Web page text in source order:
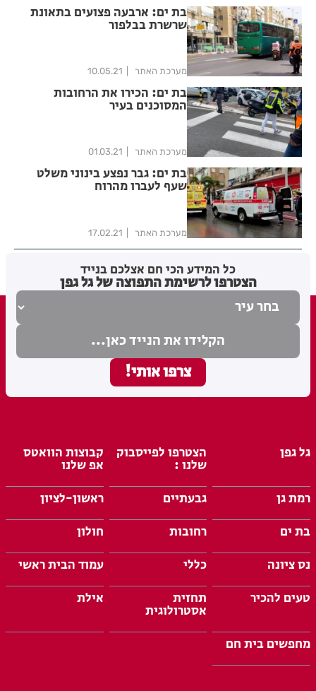
בת ים: ארבעה פצועים בתאונת
שרשרת בבלפור
מערכת האתר 10.05.21
בת ים: הכירו את הרחובות
המסוכנים בעיר
מערכת האתר 01.03.21
בת ים: גבר נפצע בינוני משלט
שעף לעברו מהרוח
מערכת האתר 17.02.21
כל המידע הכי חם אצלכם בנייד
הצטרפו לרשימת התפוצה של גל גפן
גל גפן הצטרפו לפייסבוק
שלנו :
קבוצות הוואטס
אפ שלנו
רמת גן
גבעתיים
ראשון-לציון
בת ים
רחובות
חולון
נס ציונה
כללי
עמוד הבית ראשי
טעים להכיר
תחזית
אסטרולוגית
אילת
מחפשים בית חם